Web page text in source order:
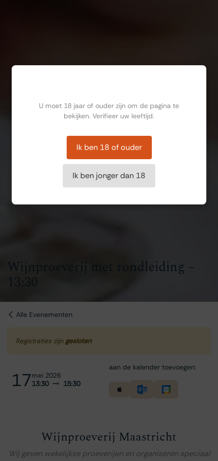
Wijnproeverij met rondleiding –
13:30
Alle Evenementen
Registraties zijn gesloten
17mei 2026
13:30
15:30
aan de kalender toevoegen:
Wijnproeverij Maastricht
Wij geven wekelijkse proeverijen en organiseren speciaal
U moet 18 jaar of ouder zijn om de pagina te
bekijken. Verifieer uw leeftijd.
Ik ben 18 of ouder
Ik ben jonger dan 18